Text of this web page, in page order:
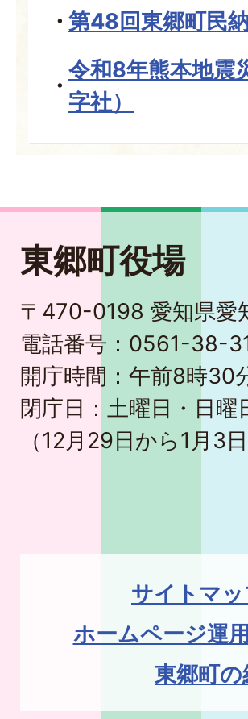
第48回東郷町民
令和8年熊本地震
字社）
東郷町役場
〒470-0198 愛知県愛
電話番号：0561-38-
開庁時間：午前8時30
閉庁日：土曜日・日曜
（12月29日から1月3日
サイトマ
ホームページ運
東郷町の